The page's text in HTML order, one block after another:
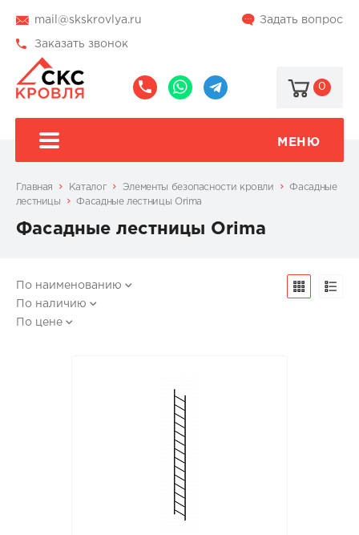
mail@skskrovlya.ru Задать вопрос
Заказать звонок
0
МЕНЮ
Главная Каталог Элементы безопасности кровли
Фасадные
лестницы
Фасадные лестницы Orima
Фасадные лестницы Orima
По наименованию
По наличию
По цене